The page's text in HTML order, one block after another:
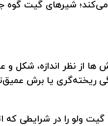
شیرهای گیت گوه
از نظر اندازه،
ریخته‌گری یا برش
ولو را در شرایطی